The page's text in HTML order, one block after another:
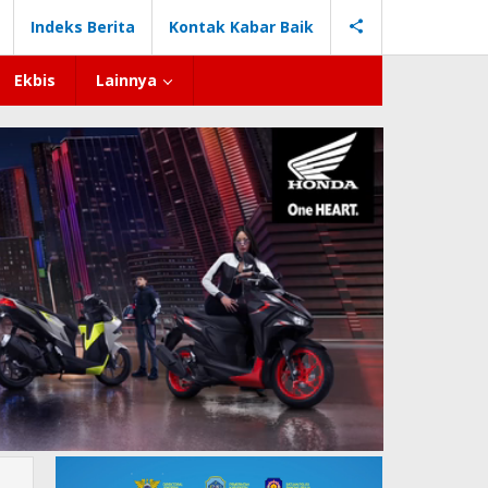
Indeks Berita Kontak Kabar Baik
Ekbis Lainnya